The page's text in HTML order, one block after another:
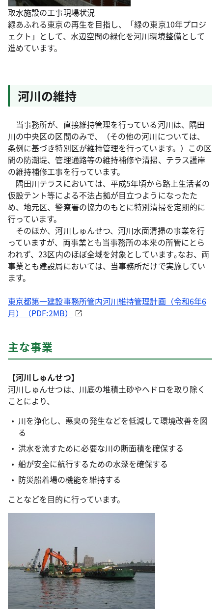
取水施設の工事現場状況
緑あふれる東京の再生を目指し、「緑の東京10年プロジ
ェクト」として、水辺空間の緑化を河川環境整備として
進めています。
河川の維持
当事務所が、直接維持管理を行っている河川は、隅田
川の中央区の区間のみで、（その他の河川については、
条例に基づき特別区が維持管理を行っています。）この区
間の防潮堤、管理通路等の維持補修や清掃、テラス護岸
の維持補修工事を行っています。
隅田川テラスにおいては、平成5年頃から路上生活者の
仮設テント等による不法占拠が目立つようになったた
め、地元区、警察署の協力のもとに特別清掃を定期的に
行っています。
そのほか、河川しゅんせつ、河川水面清掃の事業を行
っていますが、両事業とも当事務所の本来の所管にとら
われず、23区内のほぼ全域を対象としています｡なお、両
事業とも建設局においては、当事務所だけで実施してい
ます。
東京都第一建設事務所管内河川維持管理計画（令和6年6
月）（PDF:2MB）
主な事業
【河川しゅんせつ】
河川しゅんせつは、川底の堆積土砂やヘドロを取り除く
ことにより、
川を浄化し、悪臭の発生などを低減して環境改善を図
る
洪水を流すために必要な川の断面積を確保する
船が安全に航行するための水深を確保する
防災船着場の機能を維持する
ことなどを目的に行っています。